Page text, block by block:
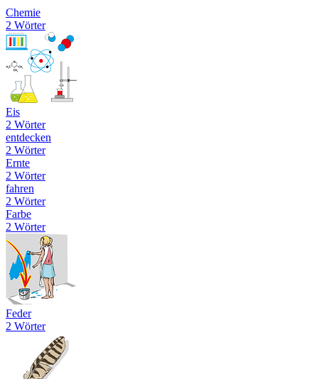
Chemie
2 Wörter
Eis
2 Wörter
entdecken
2 Wörter
Ernte
2 Wörter
fahren
2 Wörter
Farbe
2 Wörter
Feder
2 Wörter